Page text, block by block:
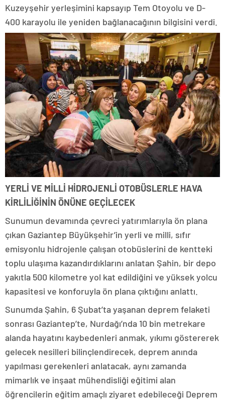
Kuzeyşehir yerleşimini kapsayıp Tem Otoyolu ve D-
400 karayolu ile yeniden bağlanacağının bilgisini verdi.
YERLİ VE MİLLİ HİDROJENLİ OTOBÜSLERLE HAVA
KİRLİLİĞİNİN ÖNÜNE GEÇİLECEK
Sunumun devamında çevreci yatırımlarıyla ön plana
çıkan Gaziantep Büyükşehir’in yerli ve milli, sıfır
emisyonlu hidrojenle çalışan otobüslerini de kentteki
toplu ulaşıma kazandırdıklarını anlatan Şahin, bir depo
yakıtla 500 kilometre yol kat edildiğini ve yüksek yolcu
kapasitesi ve konforuyla ön plana çıktığını anlattı.
Sunumda Şahin, 6 Şubat’ta yaşanan deprem felaketi
sonrası Gaziantep’te, Nurdağı’nda 10 bin metrekare
alanda hayatını kaybedenleri anmak, yıkımı göstererek
gelecek nesilleri bilinçlendirecek, deprem anında
yapılması gerekenleri anlatacak, aynı zamanda
mimarlık ve inşaat mühendisliği eğitimi alan
öğrencilerin eğitim amaçlı ziyaret edebileceği Deprem